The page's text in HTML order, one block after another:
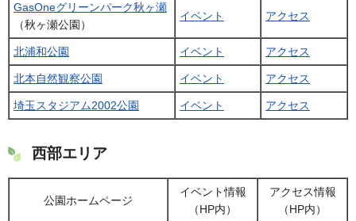
GasOneグリーンパーク秋ヶ瀬
（秋ヶ瀬公園）
イベント アクセス
北浦和公園 イベント アクセス
北本自然観察公園 イベント アクセス
埼玉スタジアム2002公園 イベント アクセス
西部エリア
公園ホームページ
イベント情報
（HP内）
アクセス情報
（HP内）